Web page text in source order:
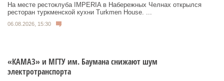
На месте рестоклуба IMPERIA в Набережных Челнах открылся
ресторан туркменской кухни Turkmen House. ...
06.08.2026, 15:30
«КАМАЗ» и МГТУ им. Баумана снижают шум
электротранспорта